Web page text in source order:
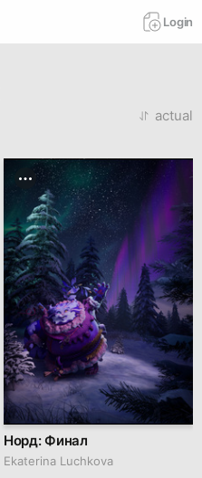
Login
actual
Норд: Финал
Ekaterina Luchkova